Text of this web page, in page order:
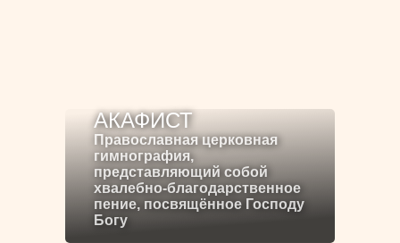
АКАФИСТ
Православная церковная
гимнография,
представляющий собой
хвалебно-благодарственное
пение, посвящённое Господу
Богу